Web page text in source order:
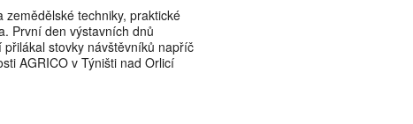
zemědělské techniky, praktické
První den výstavních dnů
stovky návštěvníků napříč
AGRICO v Týništi nad Orlicí